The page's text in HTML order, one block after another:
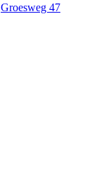
Groesweg 47